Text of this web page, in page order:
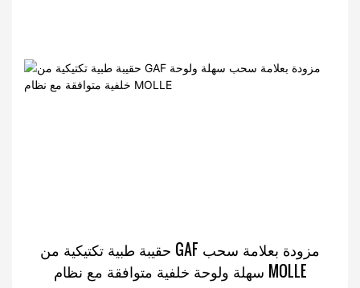
حقيبة طبية تكتيكية من GAF مزودة بعلامة سحب
سهلة ولوحة خلفية متوافقة مع نظام MOLLE